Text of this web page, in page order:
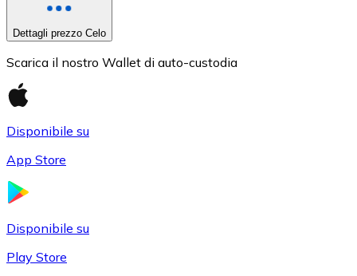
Dettagli prezzo Celo
Scarica il nostro Wallet di auto-custodia
Disponibile su
App Store
Disponibile su
Play Store